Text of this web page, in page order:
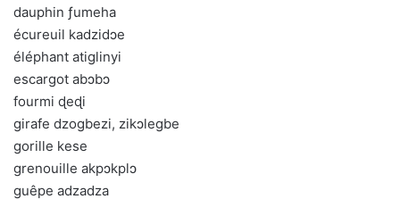
dauphin ƒumeha
écureuil kadzidɔe
éléphant atiglinyi
escargot abɔbɔ
fourmi ɖeɖi
girafe dzogbezi, zikɔlegbe
gorille kese
grenouille akpɔkplɔ
guêpe adzadza